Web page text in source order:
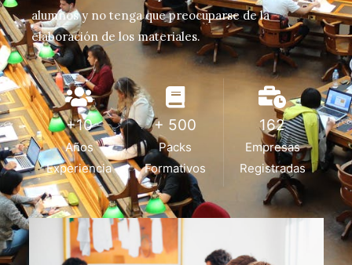
alumnos y no tenga que preocuparse de la
elaboración de los materiales.
+10
Años
Experiencia
+ 500
Packs
Formativos
162
Empresas
Registradas